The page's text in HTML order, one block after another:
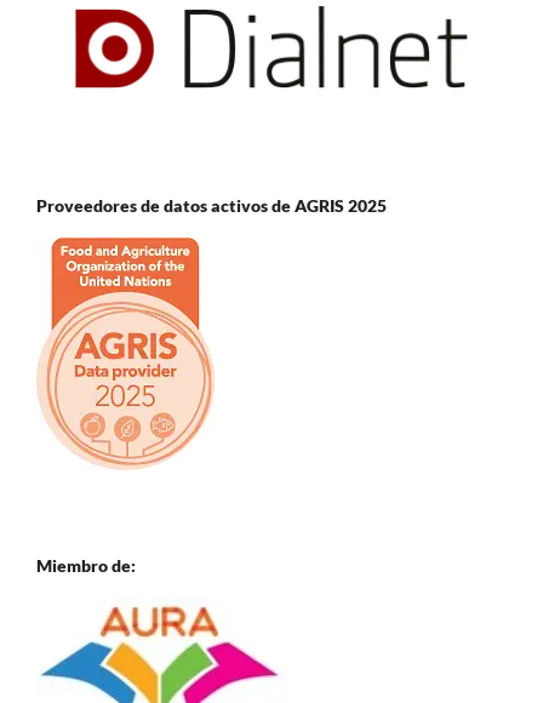
Proveedores de datos activos de AGRIS 2025
Miembro de: